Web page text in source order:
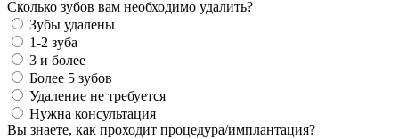
Сколько зубов вам необходимо удалить?
Зубы удалены
1-2 зуба
3 и более
Более 5 зубов
Удаление не требуется
Нужна консультация
Вы знаете, как проходит процедура/имплантация?